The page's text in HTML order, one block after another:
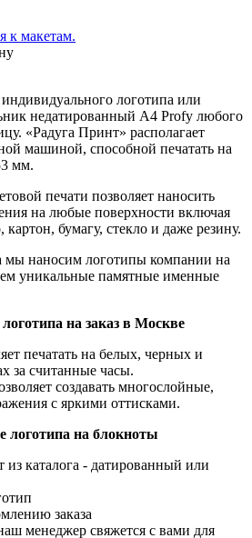
к макетам.
логотипа или
недатированный А4 Profy любого
«Радуга Принт» располагает
машиной, способной печатать на
мм.
печати позволяет наносить
на любые поверхности включая
картон, бумагу, стекло и даже резину.
наносим логотипы компании на
уникальные памятные именные
на заказ в Москве
печатать на белых, черных и
за считанные часы.
создавать многослойные,
с яркими оттисками.
логотипа на блокноты
из каталога - датированный или
заказа
менеджер свяжется с вами для